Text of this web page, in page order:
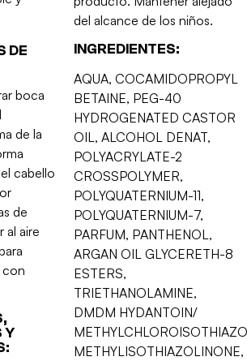
DE
boca
de la
cabello
de
al aire
con
Y
del alcance de los niños.
INGREDIENTES:
AQUA, COCAMIDOPROPYL
BETAINE, PEG-40
HYDROGENATED CASTOR
OIL, ALCOHOL DENAT,
POLYACRYLATE-2
CROSSPOLYMER,
POLYQUATERNIUM-11,
POLYQUATERNIUM-7,
PARFUM, PANTHENOL,
ARGAN OIL GLYCERETH-8
ESTERS,
TRIETHANOLAMINE,
DMDM HYDANTOIN/
METHYLISOTHIAZOLINONE,